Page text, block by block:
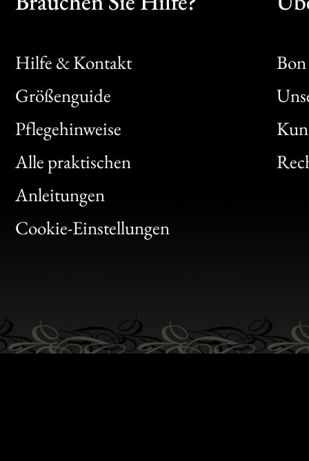
Hilfe & Kontakt
Größenguide
Pflegehinweise
Alle praktischen
Anleitungen
Cookie-Einstellungen
Bon
Clic